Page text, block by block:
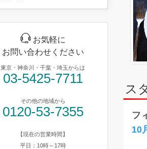
お気軽に
お問い合わせください
東京・神奈川・千葉・埼玉からは
03-5425-7711
その他の地域から
0120-53-7355
【現在の営業時間】
平日：10時～17時
ス
フ
10